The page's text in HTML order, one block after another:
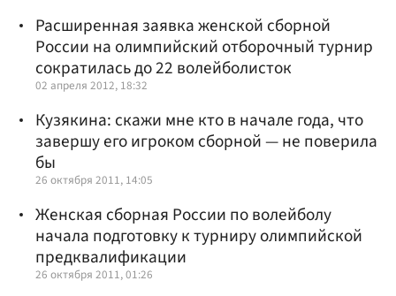
Расширенная заявка женской сборной
России на олимпийский отборочный турнир
сократилась до 22 волейболисток
02 апреля 2012, 18:32
Кузякина: скажи мне кто в начале года, что
завершу его игроком сборной — не поверила
бы
26 октября 2011, 14:05
Женская сборная России по волейболу
начала подготовку к турниру олимпийской
предквалификации
26 октября 2011, 01:26